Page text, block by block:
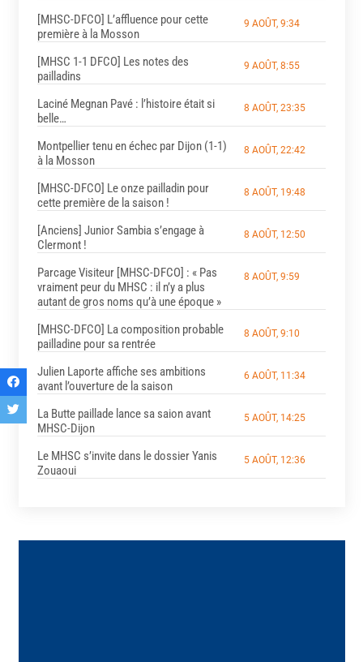
[MHSC-DFCO] L’affluence pour cette
première à la Mosson
9 AOÛT, 9:34
[MHSC 1-1 DFCO] Les notes des
pailladins
9 AOÛT, 8:55
Laciné Megnan Pavé : l’histoire était si
belle…
8 AOÛT, 23:35
Montpellier tenu en échec par Dijon (1-1)
à la Mosson
8 AOÛT, 22:42
[MHSC-DFCO] Le onze pailladin pour
cette première de la saison !
8 AOÛT, 19:48
[Anciens] Junior Sambia s’engage à
Clermont !
8 AOÛT, 12:50
Parcage Visiteur [MHSC-DFCO] : « Pas
vraiment peur du MHSC : il n’y a plus
autant de gros noms qu’à une époque »
8 AOÛT, 9:59
[MHSC-DFCO] La composition probable
pailladine pour sa rentrée
8 AOÛT, 9:10
Julien Laporte affiche ses ambitions
avant l’ouverture de la saison
6 AOÛT, 11:34
La Butte paillade lance sa saion avant
MHSC-Dijon
5 AOÛT, 14:25
Le MHSC s’invite dans le dossier Yanis
Zouaoui
5 AOÛT, 12:36